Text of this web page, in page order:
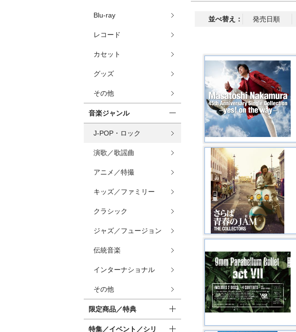
並べ替え： 発売日順
Blu-ray
レコード
カセット
グッズ
その他
音楽ジャンル
J-POP・ロック
演歌／歌謡曲
アニメ／特撮
キッズ／ファミリー
クラシック
ジャズ／フュージョン
伝統音楽
インターナショナル
その他
限定商品／特典
特集／イベント／シリ